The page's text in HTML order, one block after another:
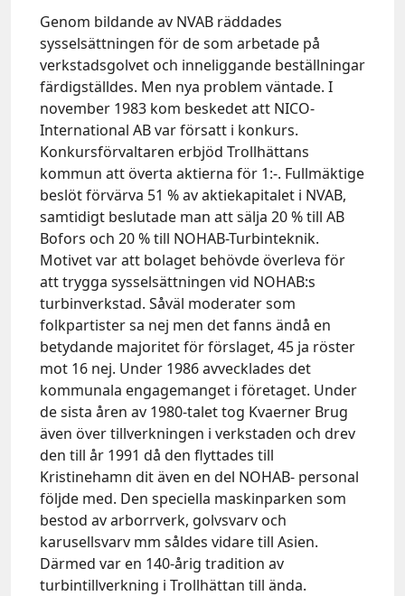
Genom bildande av NVAB räddades
sysselsättningen för de som arbetade på
verkstadsgolvet och inneliggande beställningar
färdigställdes. Men nya problem väntade. I
november 1983 kom beskedet att NICO-
International AB var försatt i konkurs.
Konkursförvaltaren erbjöd Trollhättans
kommun att överta aktierna för 1:-. Fullmäktige
beslöt förvärva 51 % av aktiekapitalet i NVAB,
samtidigt beslutade man att sälja 20 % till AB
Bofors och 20 % till NOHAB-Turbinteknik.
Motivet var att bolaget behövde överleva för
att trygga sysselsättningen vid NOHAB:s
turbinverkstad. Såväl moderater som
folkpartister sa nej men det fanns ändå en
betydande majoritet för förslaget, 45 ja röster
mot 16 nej. Under 1986 avvecklades det
kommunala engagemanget i företaget. Under
de sista åren av 1980-talet tog Kvaerner Brug
även över tillverkningen i verkstaden och drev
den till år 1991 då den flyttades till
Kristinehamn dit även en del NOHAB- personal
följde med. Den speciella maskinparken som
bestod av arborrverk, golvsvarv och
karusellsvarv mm såldes vidare till Asien.
Därmed var en 140-årig tradition av
turbintillverkning i Trollhättan till ända.